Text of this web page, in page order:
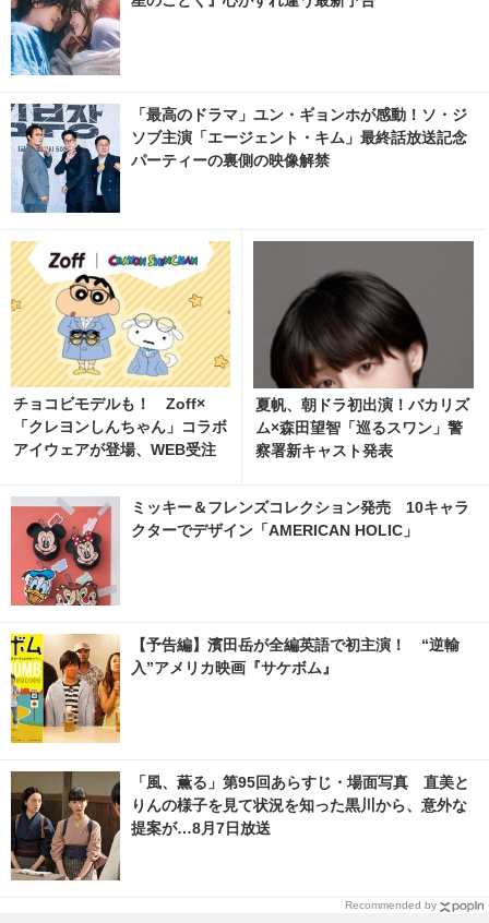
「最高のドラマ」ユン・ギョンホが感動！ソ・ジ
ソブ主演「エージェント・キム」最終話放送記念
パーティーの裏側の映像解禁
チョコビモデルも！ Zoff×
「クレヨンしんちゃん」コラボ
アイウェアが登場、WEB受注
夏帆、朝ドラ初出演！バカリズ
ム×森田望智「巡るスワン」警
察署新キャスト発表
ミッキー＆フレンズコレクション発売 10キャラ
クターでデザイン「AMERICAN HOLIC」
【予告編】濱田岳が全編英語で初主演！ “逆輸
入”アメリカ映画『サケボム』
「風、薫る」第95回あらすじ・場面写真 直美と
りんの様子を見て状況を知った黒川から、意外な
提案が…8月7日放送
Recommended by